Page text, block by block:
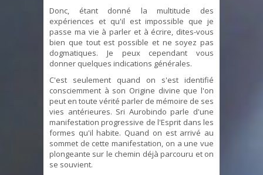
Donc, étant donné la multitude des
expériences et qu'il est impossible que je
passe ma vie à parler et à écrire, dites-vous
bien que tout est possible et ne soyez pas
dogmatiques. Je peux cependant vous
donner quelques indications générales.
C'est seulement quand on s'est identifié
consciemment à son Origine divine que l'on
peut en toute vérité parler de mémoire de ses
vies antérieures. Sri Aurobindo parle d'une
manifestation progressive de l'Esprit dans les
formes qu'il habite. Quand on est arrivé au
sommet de cette manifestation, on a une vue
plongeante sur le chemin déjà parcouru et on
se souvient.